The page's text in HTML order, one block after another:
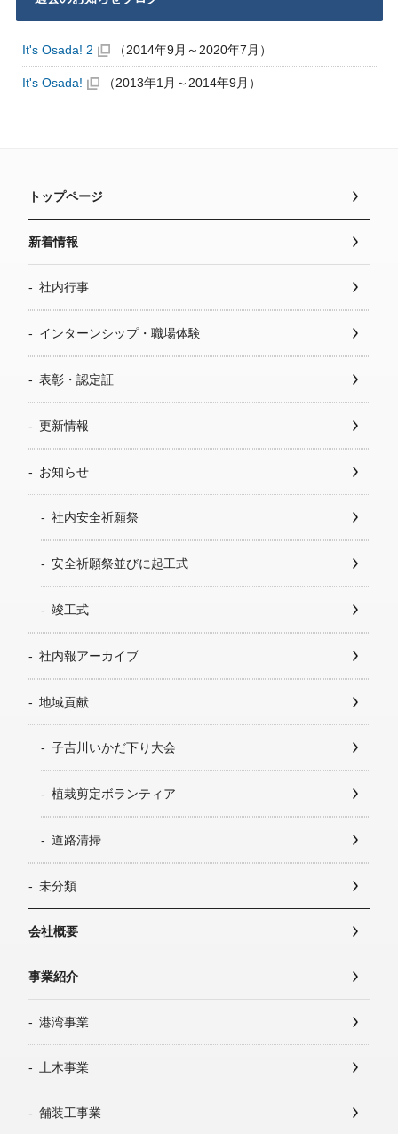
It's Osada! 2 （2014年9月～2020年7月）
It's Osada! （2013年1月～2014年9月）
トップページ
新着情報
社内行事
インターンシップ・職場体験
表彰・認定証
更新情報
お知らせ
社内安全祈願祭
安全祈願祭並びに起工式
竣工式
社内報アーカイブ
地域貢献
子吉川いかだ下り大会
植栽剪定ボランティア
道路清掃
未分類
会社概要
事業紹介
港湾事業
土木事業
舗装工事業